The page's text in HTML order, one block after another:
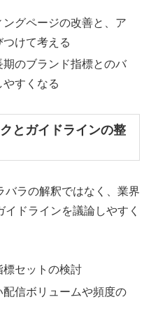
グページの改善と、ア
けて考える
のブランド指標とのバ
すくなる
とガイドラインの整
バラの解釈ではなく、業界
ドラインを議論しやすく
セットの検討
信ボリュームや頻度の